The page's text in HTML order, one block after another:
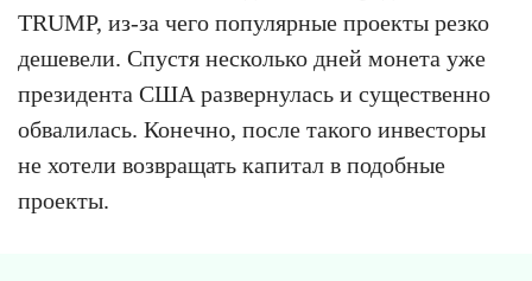
TRUMP, из-за чего популярные проекты резко
дешевели. Спустя несколько дней монета уже
президента США развернулась и существенно
обвалилась. Конечно, после такого инвесторы
не хотели возвращать капитал в подобные
проекты.